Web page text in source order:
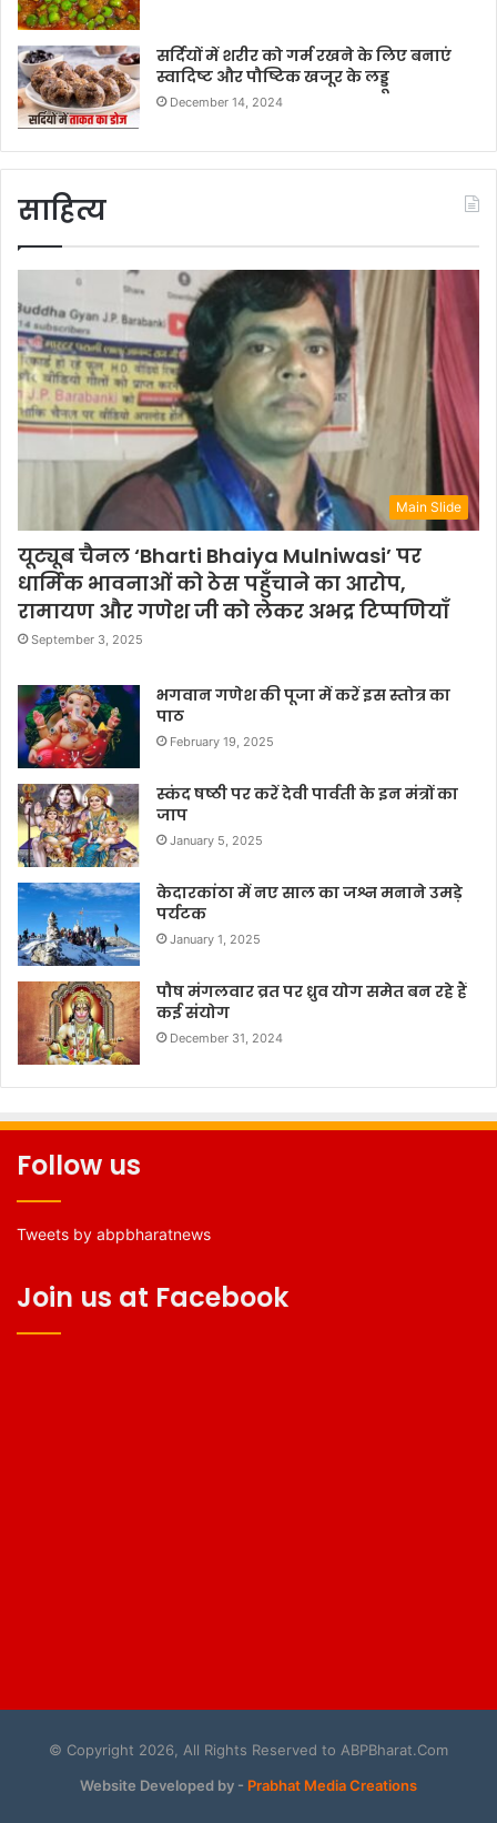
सर्दियों में शरीर को गर्म रखने के लिए बनाएं
स्वादिष्ट और पौष्टिक खजूर के लड्डू
December 14, 2024
साहित्य
Main Slide
यूट्यूब चैनल ‘Bharti Bhaiya Mulniwasi’ पर
धार्मिक भावनाओं को ठेस पहुँचाने का आरोप,
रामायण और गणेश जी को लेकर अभद्र टिप्पणियाँ
September 3, 2025
भगवान गणेश की पूजा में करें इस स्तोत्र का
पाठ
February 19, 2025
स्कंद षष्ठी पर करें देवी पार्वती के इन मंत्रों का
जाप
January 5, 2025
केदारकांठा में नए साल का जश्न मनाने उमड़े
पर्यटक
January 1, 2025
पौष मंगलवार व्रत पर ध्रुव योग समेत बन रहे हैं
कई संयोग
December 31, 2024
Follow us
Tweets by abpbharatnews
Join us at Facebook
© Copyright 2026, All Rights Reserved to ABPBharat.Com
Website Developed by - Prabhat Media Creations